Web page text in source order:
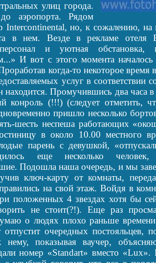
улиц города.
аэропорта. Рядом
Intercontinental, но, к сожалению,
в нем. Везде в рекламе отеля
и уютная обстановка,
И вот с этого момента
когда-то некоторое время
услуг в соответствии
находится. Промучившись два часа
конроль (!!!) (следует отметить,
пришло несколько
шесть неспеша работающих
в около 10.00 местного
парень с девушкой,
еще несколько
Подошла наша очередь, и мы
ключ-карту от комнаты,
на свой этаж. Войдя в
положенных 4 звездах хотя бы
не стоит(?!). Еще раз
о людях плохо раньше
отпустит очередных постояльцев,
нему, показывая ваучер,
номер «Standart» вместо «Lux».